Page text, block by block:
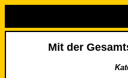
Mit der